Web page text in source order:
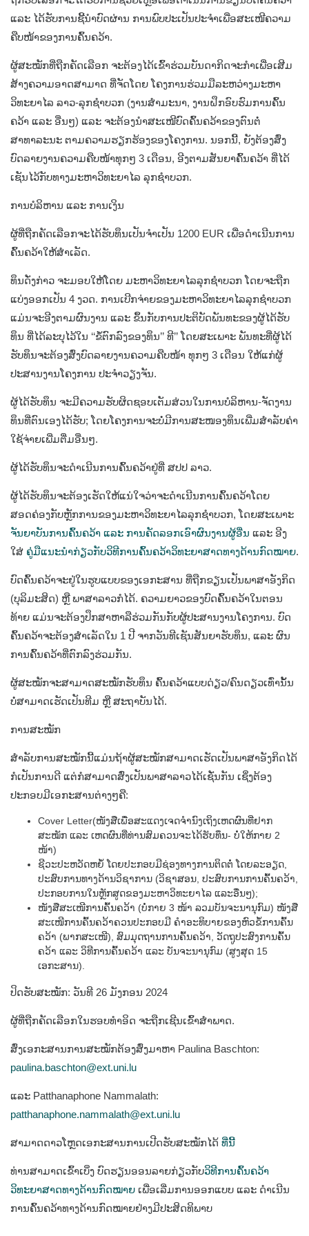
ແລະ ໄດ້ຮັບການຊີ້ນຳບົດຜ່ານ ການພົບປະເປັນປະຈຳເພື່ອສະເໜີຄວາມ
ຄືບໜ້າຂອງການຄົ້ນຄວ້າ.
ຜູ້ສະໝັກທີ່ຖືກຄັດເລືອກ ຈະຕ້ອງໄດ້ເຂົ້າຮ່ວມບັນດາກິດຈະກຳເພື່ອເສີມ
ສ້າງຄວາມອາດສາມາດ ທີ່ຈັດໂດຍ ໂຄງການຮ່ວມມືລະຫວ່າງມະຫາ
ວິທະຍາໄລ ລາວ-ລຸກຊຳບວກ (ງານສຳມະນາ, ງານຝຶກອົບຮົມການຄົ້ນ
ຄວ້າ ແລະ ອື່ນໆ) ແລະ ຈະຕ້ອງນຳສະເໜີບົດຄົ້ນຄວ້າຂອງຕົນຕໍ່
ສາທາລະນະ ຕາມຄວາມຮຽກຮ້ອງຂອງໂຄງການ. ນອກນີ້, ຍັງຕ້ອງສົ່ງ
ບົດລາຍງານຄວາມຄືບໜ້າທຸກໆ 3 ເດືອນ, ອີງຕາມສັນຍາຄົ້ນຄວ້າ ທີ່ໄດ້
ເຊັນໄວ້ກັບທາງມະຫາວິທະຍາໄລ ລຸກຊຳບວກ.
ການບໍລິຫານ ແລະ ການເງິນ
ຜູ້ທີ່ຖືກຄັດເລືອກຈະໄດ້ຮັບທຶນເປັນຈຳເປັນ 1200 EUR ເພື່ອດຳເນີນການ
ຄົ້ນຄວ້າໃຫ້ສໍາເລັດ.
ທຶນດັ່ງກ່າວ ຈະມອບໃຫ້ໂດຍ ມະຫາວິທະຍາໄລລຸກຊຳບວກ ໂດຍຈະຖືກ
ແບ່ງອອກເປັນ 4 ງວດ. ການເບີກຈ່າຍຂອງມະຫາວິທະຍາໄລລຸກຊຳບວກ
ແມ່ນຈະອີງຕາມຜົນງານ ແລະ ຂຶ້ນກັບການປະຕິບັດພັນທະຂອງຜູ້ໄດ້ຮັບ
ທຶນ ທີ່ໄດ້ລະບຸໄວ້ໃນ ‘‘ຂໍ້ຕົກລົງຂອງທຶນ’’ ທີ’’ ໂດຍສະເພາະ ພັນທະທີ່ຜູ້ໄດ້
ຮັບທຶນຈະຕ້ອງສົ່ງບົດລາຍງານຄວາມຄືບໜ້າ ທຸກໆ 3 ເດືອນ ໃຫ້ແກ່ຜູ້
ປະສານງານໂຄງການ ປະຈຳວຽງຈັນ.
ຜູ້ໄດ້ຮັບທຶນ ຈະມີຄວາມຮັບຜິດຊອບເຕັມສ່ວນໃນການບໍລິຫານ-ຈັດງານ
ທຶນທີ່ຕົນເອງໄດ້ຮັບ; ໂດຍໂຄງການຈະບໍ່ມີການສະໜອງທຶນເພີ່ມສຳລັບຄ່າ
ໃຊ້ຈ່າຍເພີ່ມຕື່ມອື່ນໆ.
ຜູ້ໄດ້ຮັບທຶນຈະດຳເນີນການຄົ້ນຄວ້າຢູ່ທີ່ ສປປ ລາວ.
ຜູ້ໄດ້ຮັບທຶນຈະຕ້ອງເຮັດໃຫ້ແນ່ໃຈວ່າຈະດຳເນີນການຄົ້ນຄວ້າໂດຍ
ສອດຄ່ອງກັບຫຼັກການຂອງມະຫາວິທະຍາໄລລຸກຊຳບວກ, ໂດຍສະເພາະ
ຈັນຍາບັນການຄົ້ນຄວ້າ ແລະ ການຄັດລອກເອົາຜົນງານຜູ້ອື່ນ ແລະ ອີງ
ໃສ່ ຄູ່ມືແນະນຳກ່ຽວກັບວິທີການຄົ້ນຄວ້າວິທະຍາສາດທາງດ້ານກົດໝາຍ.
ບົດຄົ້ນຄວ້າຈະຢູ່ໃນຮູບແບບຂອງເອກະສານ ທີ່ຖືກຂຽນເປັນພາສາອັງກິດ
(ບຸລິມະສິດ) ຫຼື ພາສາລາວກໍໄດ້. ຄວາມຍາວຂອງບົດຄົ້ນຄວ້າໃນຕອນ
ທ້າຍ ແມ່ນຈະຕ້ອງປຶກສາຫາລືຮ່ວມກັນກັບຜູ້ປະສານງານໂຄງການ. ບົດ
ຄົ້ນຄວ້າຈະຕ້ອງສຳເລັດໃນ 1 ປີ ຈາກວັນທີເຊັນສັນຍາຮັບທຶນ, ແລະ ຜົນ
ການຄົ້ນຄວ້າທີ່ຕົກລົງຮ່ວມກັນ.
ຜູ້ສະໝັກຈະສາມາດສະໝັກຮັບທຶນ ຄົ້ນຄວ້າແບບດ່ຽວ/ຄົນດຽວເທົ່ານັ້ນ
ບໍ່ສາມາດເຮັດເປັນທີມ ຫຼື ສະຖາບັນໄດ້.
ການສະໝັກ
ສຳລັບການສະໝັກນີ້ແມ່ນຖ້າຜູ້ສະໝັກສາມາດເຮັດເປັນພາສາອັງກິດໄດ້
ກໍເປັນການດີ ແຕ່ກໍສາມາດສົ່ງເປັນພາສາລາວໄດ້ເຊັ່ນກັນ ເຊິ່ງຕ້ອງ
ປະກອບມີເອກະສານຕ່າງໆຄື:
Cover Letter(ໜັງສືເພື່ອສະແດງເຈດຈຳນົງເຖິງເຫດຜົນທີ່ຢາກ
ສະໝັກ ແລະ ເຫດຜົນທີ່ທ່ານສົມຄວນຈະໄດ້ຮັບທຶນ- ບໍ່ໃຫ້ກາຍ 2
ໜ້າ)
ຊີວະປະຫວັດຫຍໍ້ ໂດຍປະກອບມີຊ່ອງທາງການຕິດຕໍ່ ໂດຍລະອຽດ,
ປະສົບການທາງດ້ານວິຊາການ (ວິຊາສອນ, ປະສົບການການຄົ້ນຄວ້າ,
ປະກອບການໃນຫຼັກສູດຂອງມະຫາວິທະຍາໄລ ແລະອື່ນໆ);
ໜັງສືສະເໜີການຄົ້ນຄວ້າ (ບໍ່ກາຍ 3 ໜ້າ ລວມບັນຈະນານຸກົມ) ໜັງສື
ສະເໜີການຄົ້ນຄວ້າຄວນປະກອບມີ ຄຳອະທິບາຍຂອງຫົວຂໍ້ການຄົ້ນ
ຄວ້າ (ພາກສະເໜີ), ສົມມຸດຖານການຄົ້ນຄວ້າ, ວັດຖູປະສົງການຄົ້ນ
ຄວ້າ ແລະ ວິທີການຄົ້ນຄວ້າ ແລະ ບັນຈະນານຸກົມ (ສູງສຸດ 15
ເອກະສານ).
ປິດຮັບສະໝັກ: ວັນທີ 26 ມັງກອນ 2024
ຜູ້ທີ່ຖືກຄັດເລືອກໃນຮອບທຳອິດ ຈະຖືກເຊີນເຂົ້າສຳພາດ.
ສົ່ງເອກະສານການສະໝັກຕ້ອງສົ່ງມາຫາ Paulina Baschton:
paulina.baschton@ext.uni.lu
ແລະ Patthanaphone Nammalath:
patthanaphone.nammalath@ext.uni.lu
ສາມາດດາວໂຫຼດເອກະສານການເປີດຮັບສະໝັກໄດ້ ທີ່ນີ້
ທ່ານສາມາດເຂົ້າເບິ່ງ ບົດຮຽນອອນລາຍກ່ຽວກັບວິທີການຄົ້ນຄວ້າ
ວິທະຍາສາດທາງດ້ານກົດໝາຍ ເພື່ອເລີ່ມການອອກແບບ ແລະ ດຳເນີນ
ການຄົ້ນຄວ້າທາງດ້ານກົດໝາຍຢ່າງມີປະສິດທິພາບ